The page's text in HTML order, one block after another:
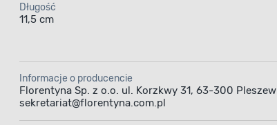
Długość
11,5 cm
Informacje o producencie
Florentyna Sp. z o.o. ul. Korzkwy 31, 63-300 Pleszew
sekretariat@florentyna.com.pl